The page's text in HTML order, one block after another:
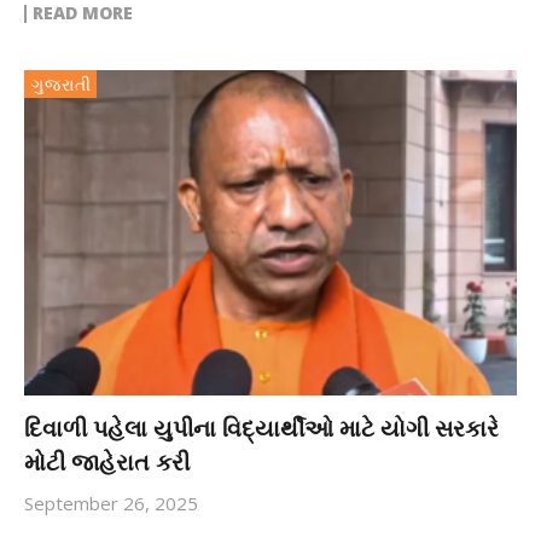
READ MORE
ગુજરાતી
દિવાળી પહેલા યુપીના વિદ્યાર્થીઓ માટે યોગી સરકારે
મોટી જાહેરાત કરી
September 26, 2025